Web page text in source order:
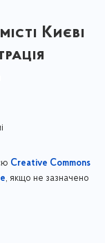
Києві
Creative Commons
, якщо не зазначено